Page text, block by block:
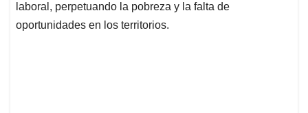
laboral, perpetuando la pobreza y la falta de
oportunidades en los territorios.